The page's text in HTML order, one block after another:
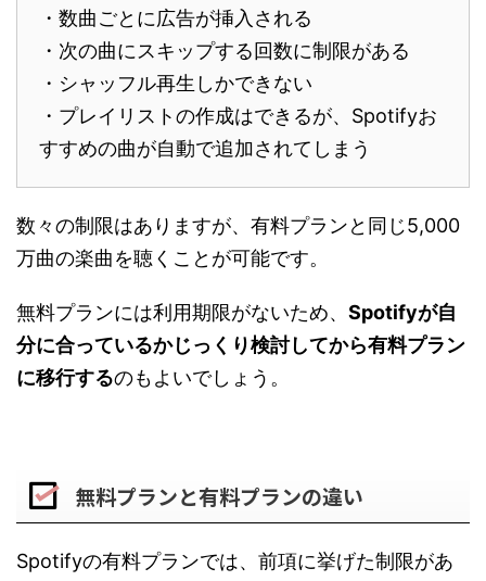
・数曲ごとに広告が挿入される
・次の曲にスキップする回数に制限がある
・シャッフル再生しかできない
・プレイリストの作成はできるが、Spotifyお
すすめの曲が自動で追加されてしまう
数々の制限はありますが、有料プランと同じ5,000
万曲の楽曲を聴くことが可能です。
無料プランには利用期限がないため、 Spotifyが自
分に合っているかじっくり検討してから有料プラン
に移行するのもよいでしょう。
無料プランと有料プランの違い
Spotifyの有料プランでは、前項に挙げた制限があ